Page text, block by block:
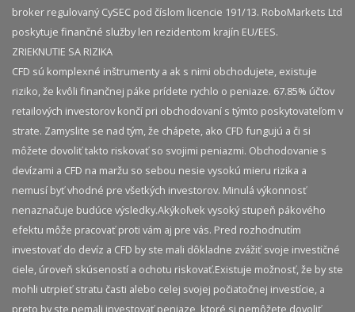
broker regulovaný CySEC pod číslom licencie 191/13. RoboMarkets Ltd
poskytuje finančné služby len rezidentom krajín EU/EES.
ZRIEKNUTIE SA RIZIKA
CFD sú komplexné inštrumenty a ak s nimi obchodujete, existuje
riziko, že kvôli finančnej páke prídete rychlo o peniaze. 67.85% účtov
retailových investorov končí pri obchodovaní s týmto poskytovateľom v
strate. Zamyslite se nad tým, že chápete, ako CFD fungujú a či si
môžete dovoliť takto riskovať so svojimi peniazmi. Obchodovanie s
devízami a CFD na maržu so sebou nesie vysokú mieru rizika a
nemusí byť vhodné pre všetkých investorov. Minulá výkonnosť
nenaznačuje budúce výsledky.​ Akýkoľvek vysoký stupeň pákového
efektu môže pracovať proti vám aj pre vás. Pred rozhodnutím
investovať do devíz a CFD by ste mali dôkladne zvážiť svoje investičné
ciele, úroveň skúseností a ochotu riskovať.​ Existuje možnosť, že by ste
mohli utrpieť stratu časti alebo celej svojej počiatočnej investície, a
preto by ste nemali investovať peniaze, ktoré si nemôžete dovoliť